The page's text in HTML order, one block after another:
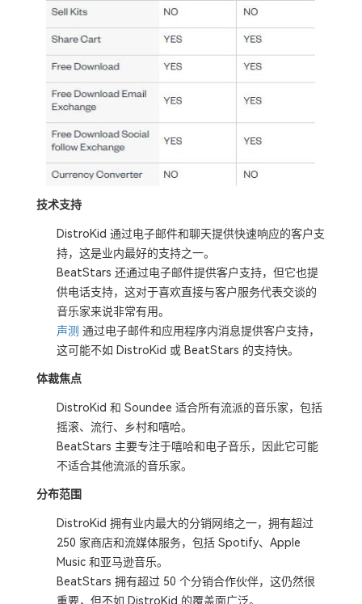
技术支持
DistroKid 通过电子邮件和聊天提供快速响应的客户支
持，这是业内最好的支持之一。
BeatStars 还通过电子邮件提供客户支持，但它也提
供电话支持，这对于喜欢直接与客户服务代表交谈的
音乐家来说非常有用。
声测 通过电子邮件和应用程序内消息提供客户支持，
这可能不如 DistroKid 或 BeatStars 的支持快。
体裁焦点
DistroKid 和 Soundee 适合所有流派的音乐家，包括
摇滚、流行、乡村和嘻哈。
BeatStars 主要专注于嘻哈和电子音乐，因此它可能
不适合其他流派的音乐家。
分布范围
DistroKid 拥有业内最大的分销网络之一，拥有超过
250 家商店和流媒体服务，包括 Spotify、Apple
Music 和亚马逊音乐。
BeatStars 拥有超过 50 个分销合作伙伴，这仍然很
重要，但不如 DistroKid 的覆盖面广泛。